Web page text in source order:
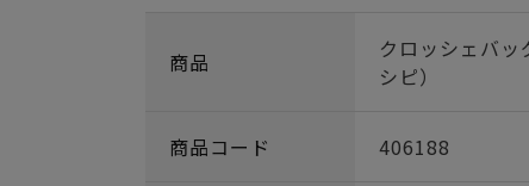
商品
クロッシェバッ
シピ）
商品コード 406188